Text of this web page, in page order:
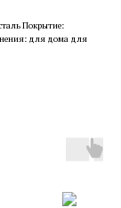
Покрытие:
для дома для